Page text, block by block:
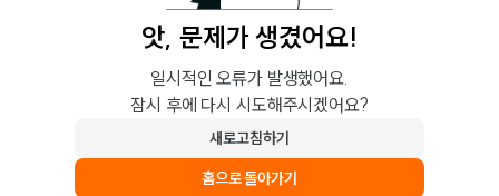
앗, 문제가 생겼어요!
일시적인 오류가 발생했어요.
잠시 후에 다시 시도해주시겠어요?
새로고침하기
홈으로 돌아가기